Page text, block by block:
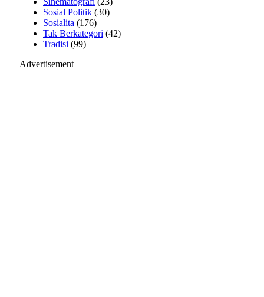
Sosial Politik (30)
Sosialita (176)
Tak Berkategori (42)
Tradisi (99)
Advertisement